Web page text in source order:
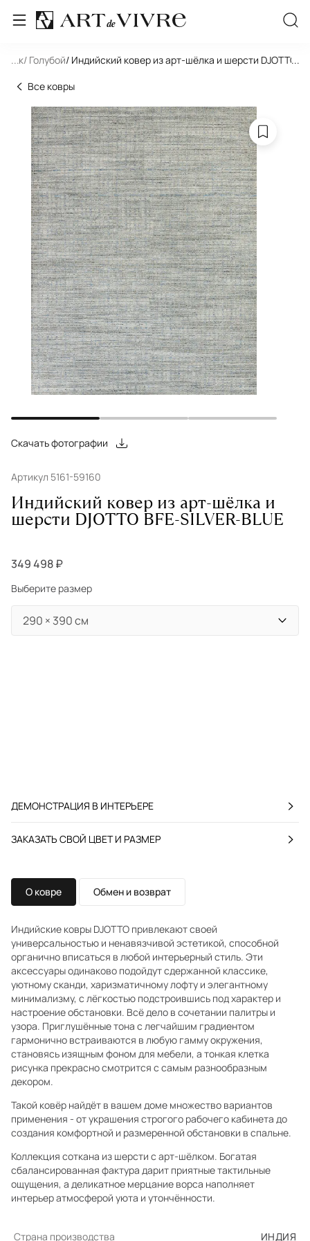
... / Голубой/ Индийский ковер из арт-шёлка и шерсти DJOTTO...
Все ковры
Скачать фотографии
Артикул 5161-59160
Индийский ковер из арт-шёлка и
шерсти DJOTTO BFE-SILVER-BLUE
349 498 ₽
Выберите размер
ДЕМОНСТРАЦИЯ В ИНТЕРЬЕРЕ
ЗАКАЗАТЬ СВОЙ ЦВЕТ И РАЗМЕР
О ковре Обмен и возврат
Индийские ковры DJOTTO привлекают своей
универсальностью и ненавязчивой эстетикой, способной
органично вписаться в любой интерьерный стиль. Эти
аксессуары одинаково подойдут сдержанной классике,
уютному сканди, харизматичному лофту и элегантному
минимализму, с лёгкостью подстроившись под характер и
настроение обстановки. Всё дело в сочетании палитры и
узора. Приглушённые тона с легчайшим градиентом
гармонично встраиваются в любую гамму окружения,
становясь изящным фоном для мебели, а тонкая клетка
рисунка прекрасно смотрится с самым разнообразным
декором.
Такой ковёр найдёт в вашем доме множество вариантов
применения - от украшения строгого рабочего кабинета до
создания комфортной и размеренной обстановки в спальне.
Коллекция соткана из шерсти с арт-шёлком. Богатая
сбалансированная фактура дарит приятные тактильные
ощущения, а деликатное мерцание ворса наполняет
интерьер атмосферой уюта и утончённости.
Страна производства ИНДИЯ